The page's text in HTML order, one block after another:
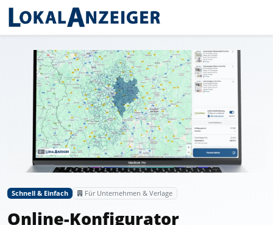
Schnell & Einfach Für Unternehmen & Verlage
Online-Konfigurator